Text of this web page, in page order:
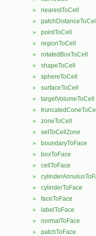
► nearestToCell
► patchDistanceToCell
► pointToCell
► regionToCell
► rotatedBoxToCell
► shapeToCell
► sphereToCell
► surfaceToCell
► targetVolumeToCell
► truncatedConeToCell
► zoneToCell
► setToCellZone
► boundaryToFace
► boxToFace
► cellToFace
►
► cylinderToFace
► faceToFace
► labelToFace
► normalToFace
► patchToFace